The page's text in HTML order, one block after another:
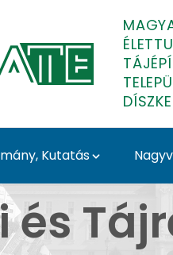
Kutatás
-
és